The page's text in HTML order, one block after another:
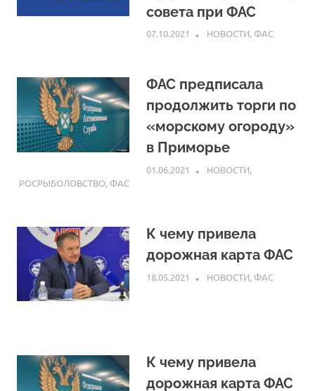
совета при ФАС
07.10.2021 ARPP
НОВОСТИ, ФАС
ФАС предписала
продолжить торги по
«морскому огороду»
в Приморье
01.06.2021 ARPP
НОВОСТИ,
РОСРЫБОЛОВСТВО, ФАС
К чему привела
дорожная карта ФАС
18.05.2021 ARPP
НОВОСТИ, ФАС
К чему привела
дорожная карта ФАС